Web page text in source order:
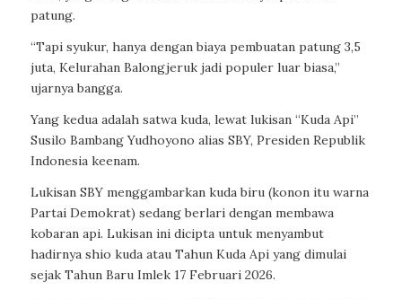
patung.
“Tapi syukur, hanya dengan biaya pembuatan patung 3,5
juta, Kelurahan Balongjeruk jadi populer luar biasa,”
ujarnya bangga.
Yang kedua adalah satwa kuda, lewat lukisan “Kuda Api”
Susilo Bambang Yudhoyono alias SBY, Presiden Republik
Indonesia keenam.
Lukisan SBY menggambarkan kuda biru (konon itu warna
Partai Demokrat) sedang berlari dengan membawa
kobaran api. Lukisan ini dicipta untuk menyambut
hadirnya shio kuda atau Tahun Kuda Api yang dimulai
sejak Tahun Baru Imlek 17 Februari 2026.